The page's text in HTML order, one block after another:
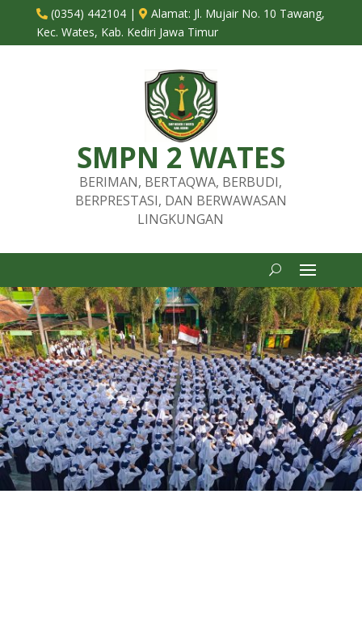
 (0354) 442104|  Alamat: Jl. Mujair No. 10 Tawang,
Kec. Wates, Kab. Kediri Jawa Timur
SMPN 2 WATES
BERIMAN, BERTAQWA, BERBUDI,
BERPRESTASI, DAN BERWAWASAN
LINGKUNGAN